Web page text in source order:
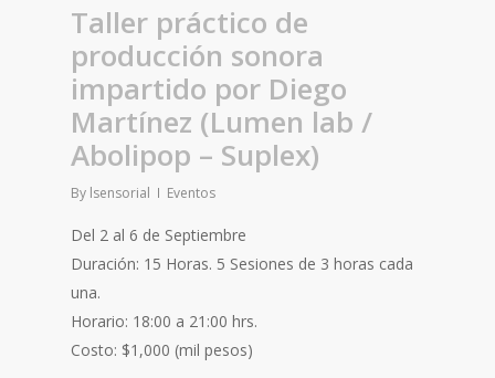
Taller práctico de
producción sonora
impartido por Diego
Martínez (Lumen lab /
Abolipop – Suplex)
By lsensorial Eventos
Del 2 al 6 de Septiembre
Duración: 15 Horas. 5 Sesiones de 3 horas cada
una.
Horario: 18:00 a 21:00 hrs.
Costo: $1,000 (mil pesos)